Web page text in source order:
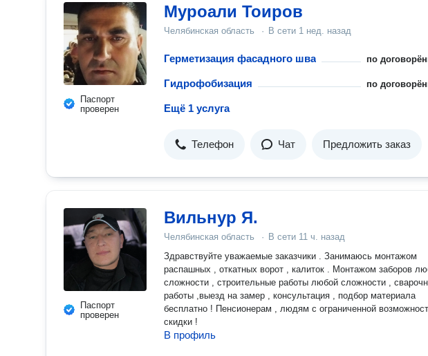
панелями, керамогранитом и другими решениями, которые
высокой квалификации. Это именно та ниша, где ошибки стоят
дорого, а мы умеем их не допускать.
Паспорт
проверен
Муроали Тоиров
Челябинская область · В сети 1 нед. назад
Герметизация фасадного шва по
Гидрофобизация по
Ещё 1 услуга
Телефон Чат Предложить заказ
Паспорт
проверен
Вильнур Я.
Челябинская область · В сети 11 ч. назад
Здравствуйте уважаемые заказчики . Занимаюсь монтажом
распашных , откатных ворот , калиток . Монтажом заборов
сложности , строительные работы любой сложности ,
работы ,выезд на замер , консультация , подбор материала
бесплатно ! Пенсионерам , людям с ограниченной возможностью
скидки !
В профиль